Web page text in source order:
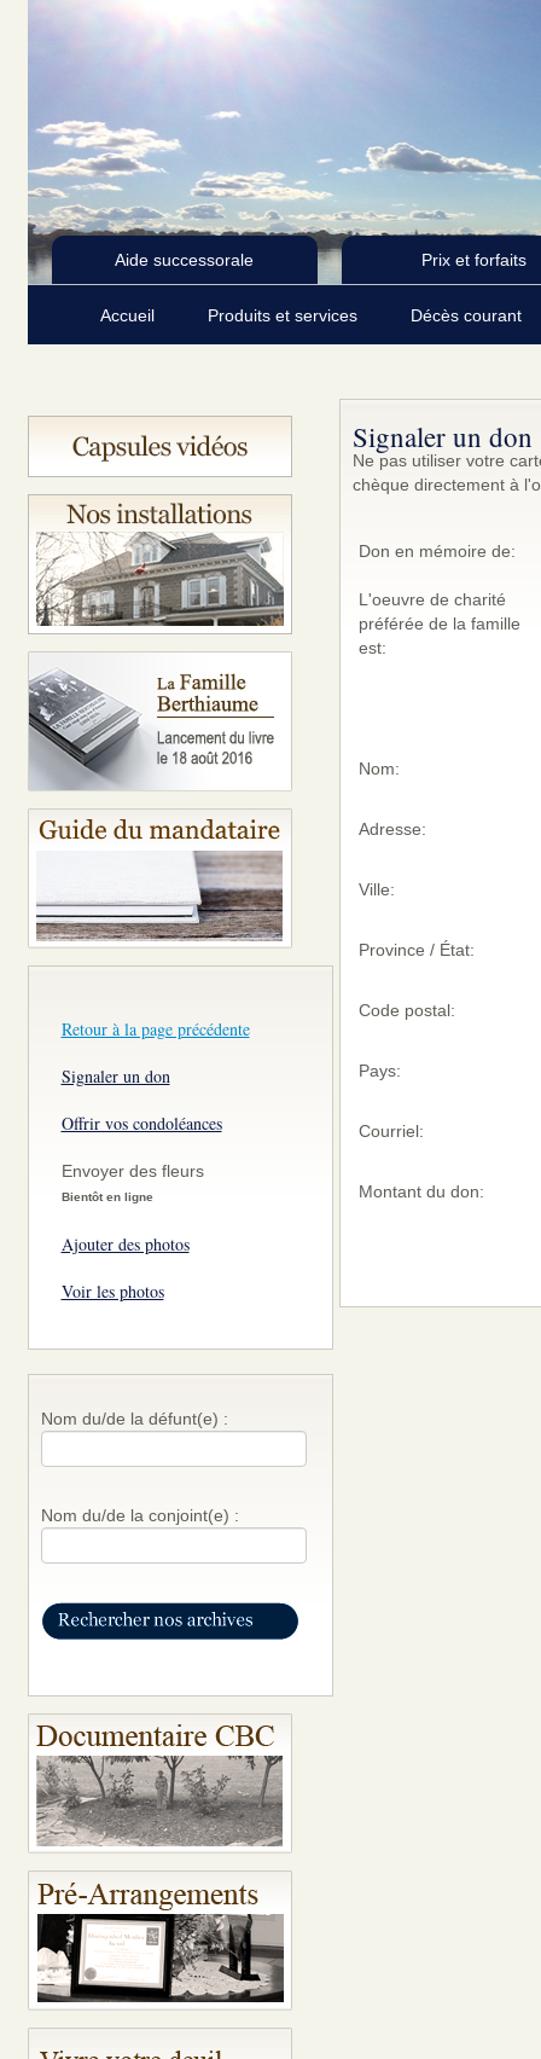
Aide successorale Prix et forfaits
Accueil Produits et services Décès courant
Retour à la page précédente
Signaler un don
Offrir vos condoléances
Envoyer des fleurs
Bientôt en ligne
Ajouter des photos
Voir les photos
Nom du/de la défunt(e) :
Nom du/de la conjoint(e) :
Signaler un don
Ne pas utiliser votre
chèque directement à
Don en mémoire de:
L'oeuvre de charité
préférée de la famille
est:
Nom:
Adresse:
Ville:
Province / État:
Code postal:
Pays:
Courriel:
Montant du don: